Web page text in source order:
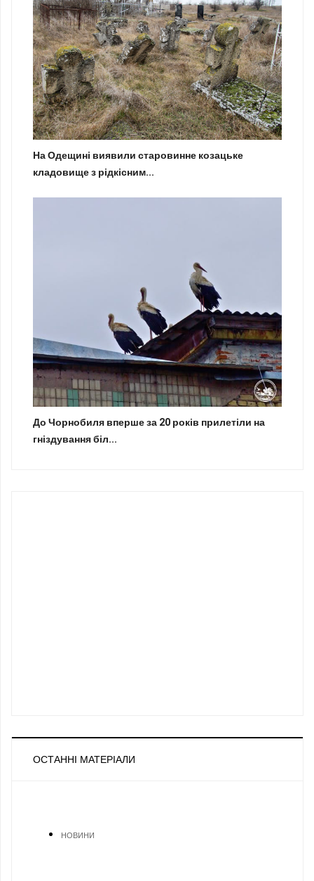
На Одещині виявили старовинне козацьке
кладовище з рідкісним...
До Чорнобиля вперше за 20 років прилетіли на
гніздування біл...
ОСТАННІ МАТЕРІАЛИ
НОВИНИ